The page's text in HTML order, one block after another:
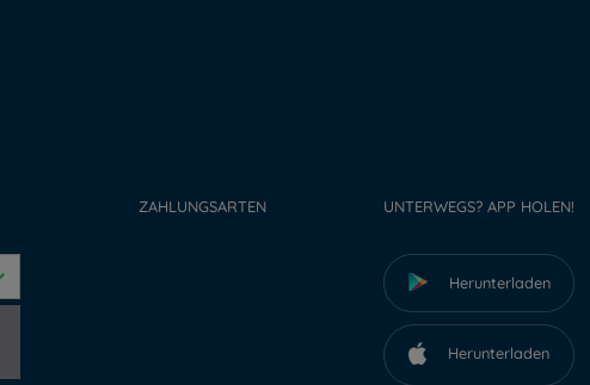
ZAHLUNGSARTEN UNTERWEGS? APP HOLEN!
Herunterladen
Herunterladen